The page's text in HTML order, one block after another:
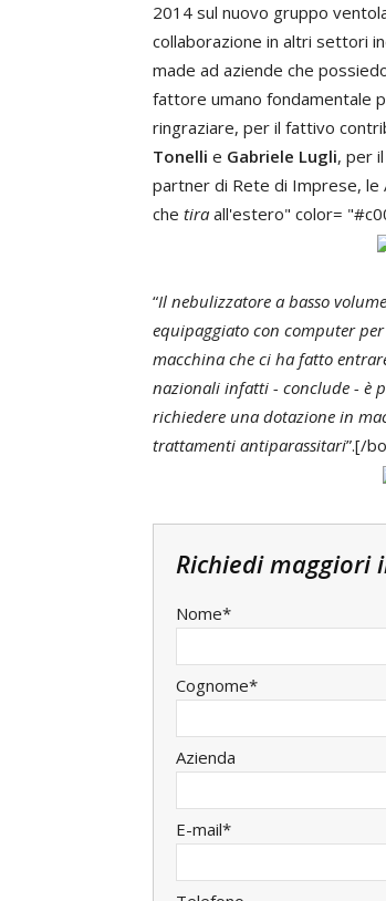
2014 sul nuovo gruppo
collaborazione in altri settori
made ad aziende che
fattore umano fondamentale
ringraziare, per il fattivo
Tonelli e Gabriele Lugli, per
partner di Rete di Imprese, le
che tira all'estero" color=
“Il nebulizzatore a basso
equipaggiato con computer
macchina che ci ha fatto
nazionali infatti - conclude - è
richiedere una dotazione in
trattamenti antiparassitari”.[/
Richiedi maggiori
Nome*
Cognome*
Azienda
E-mail*